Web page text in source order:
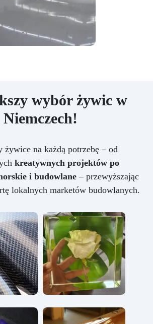
wybór żywic w
Niemczech!
żywice na każdą potrzebę – od
kreatywnych projektów po
i budowlane– przewyższając
lokalnych marketów budowlanych.